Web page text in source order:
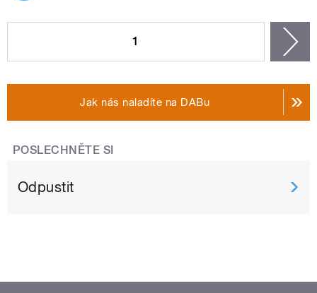
1
Jak nás naladíte na DABu
POSLECHNĚTE SI
Odpustit